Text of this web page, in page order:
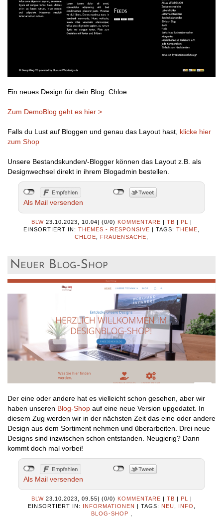
Ein neues Design für dein Blog: Chloe
Zum DemoBlog geht es hier >
Falls du Lust auf Bloggen und genau das Layout hast, klicke hier
zum Shop
Unsere Bestandskunden/-Blogger können das Layout z.B. als
Designwechsel direkt in ihrem Blogadmin bestellen.
Als Mail versenden
BLW 23.10.2023, 10.04| (0/0) KOMMENTARE | TB | PL
|
EINSORTIERT IN: THEMES - RESPONSIVE | TAGS: THEME
CHLOE
FRAUENSACHE
Neuer Blog-Shop
Der eine oder andere hat es vielleicht schon gesehen, aber wir
haben unseren Blog-Shop auf eine neue Version upgedatet. In
diesem Zug werden wir in der nächsten Zeit das eine oder andere
Design aus dem Sortiment nehmen und überarbeiten. Drei neue
Designs sind inzwischen schon entstanden. Neugierig? Dann
kommt doch mal vorbei!
Als Mail versenden
BLW 23.10.2023, 09.55| (0/0) KOMMENTARE | TB | PL
|
EINSORTIERT IN: INFORMATIONEN | TAGS: NEU INFO
BLOG-SHOP